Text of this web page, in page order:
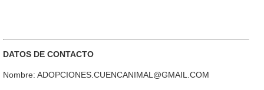
DATOS DE CONTACTO
Nombre: ADOPCIONES.CUENCANIMAL@GMAIL.COM